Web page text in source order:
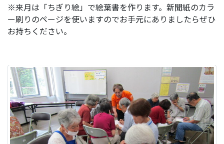
※来月は「ちぎり絵」で絵葉書を作ります。新聞紙のカラ
ー刷りのページを使いますのでお手元にありましたらぜひ
お持ちください。